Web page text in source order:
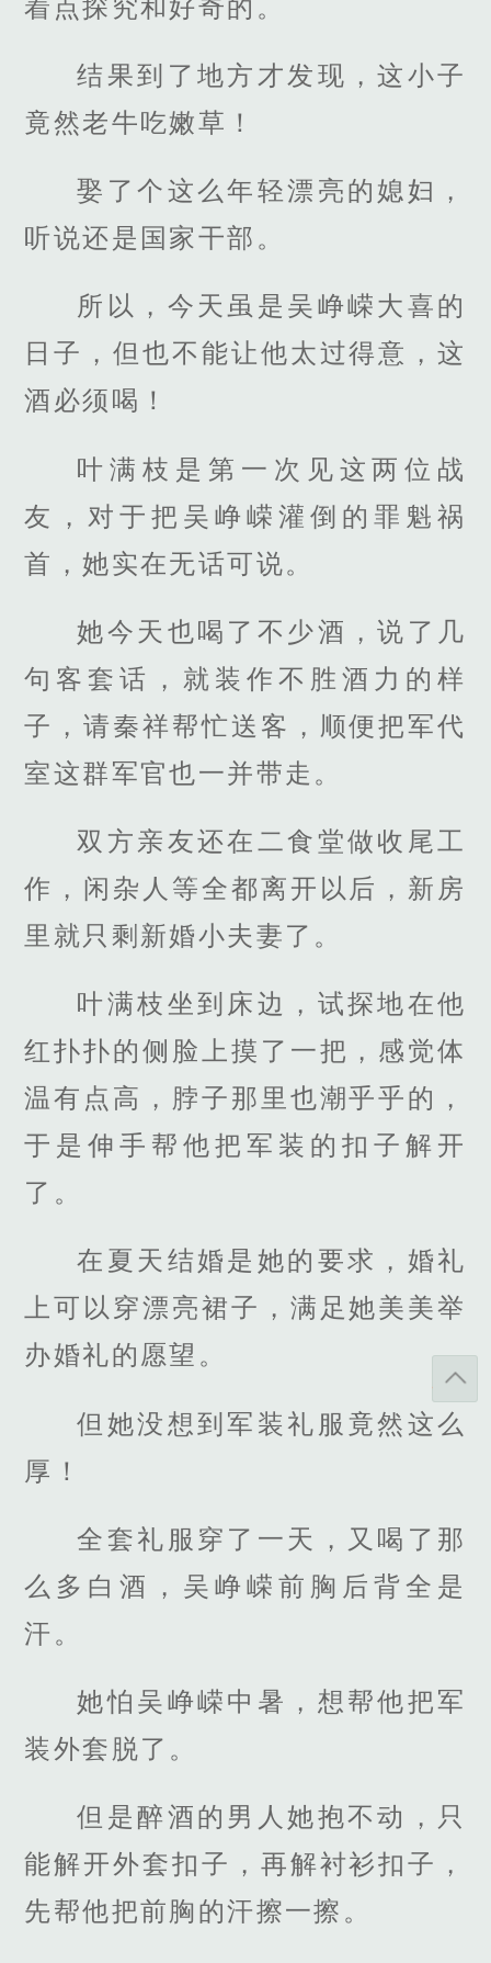
着点探究和好奇的。
结果到了地方才发现，这小子
竟然老牛吃嫩草！
娶了个这么年轻漂亮的媳妇，
听说还是国家干部。
所以，今天虽是吴峥嵘大喜的
日子，但也不能让他太过得意，这
酒必须喝！
叶满枝是第一次见这两位战
友，对于把吴峥嵘灌倒的罪魁祸
首，她实在无话可说。
她今天也喝了不少酒，说了几
句客套话，就装作不胜酒力的样
子，请秦祥帮忙送客，顺便把军代
室这群军官也一并带走。
双方亲友还在二食堂做收尾工
作，闲杂人等全都离开以后，新房
里就只剩新婚小夫妻了。
叶满枝坐到床边，试探地在他
红扑扑的侧脸上摸了一把，感觉体
温有点高，脖子那里也潮乎乎的，
于是伸手帮他把军装的扣子解开
了。
在夏天结婚是她的要求，婚礼
上可以穿漂亮裙子，满足她美美举
办婚礼的愿望。
但她没想到军装礼服竟然这么
厚！
全套礼服穿了一天，又喝了那
么多白酒，吴峥嵘前胸后背全是
汗。
她怕吴峥嵘中暑，想帮他把军
装外套脱了。
但是醉酒的男人她抱不动，只
能解开外套扣子，再解衬衫扣子，
先帮他把前胸的汗擦一擦。